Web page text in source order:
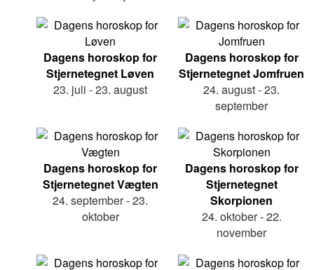
Dagens horoskop for
Stjernetegnet Løven
23. juli - 23. august
Dagens horoskop for
Stjernetegnet Jomfruen
24. august - 23.
september
Dagens horoskop for
Stjernetegnet Vægten
24. september - 23.
oktober
Dagens horoskop for
Stjernetegnet
Skorpionen
24. oktober - 22.
november